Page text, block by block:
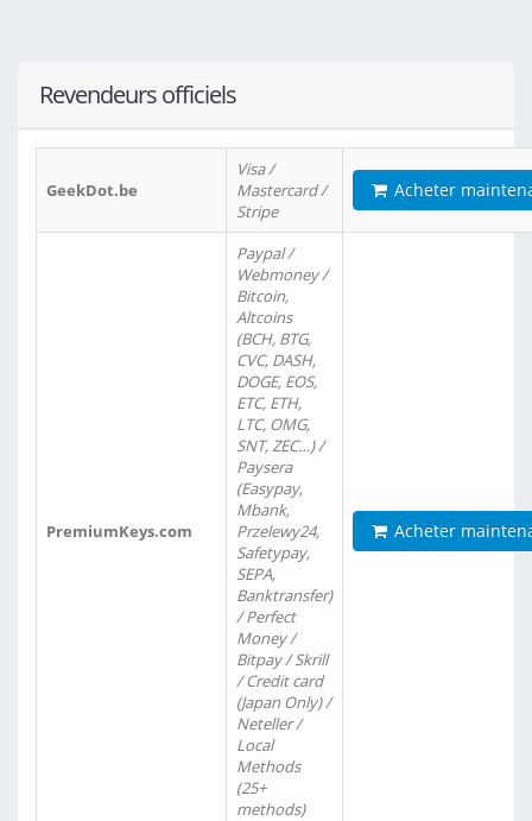
Revendeurs officiels
GeekDot.be
Visa /
Mastercard /
Stripe
Acheter
PremiumKeys.com
Paypal /
Webmoney /
Bitcoin,
Altcoins
(BCH, BTG,
CVC, DASH,
DOGE, EOS,
ETC, ETH,
LTC, OMG,
SNT, ZEC…) /
Paysera
(Easypay,
Mbank,
Przelewy24,
Safetypay,
SEPA,
Banktransfer)
/ Perfect
Money /
Bitpay / Skrill
/ Credit card
(Japan Only) /
Neteller /
Local
Methods
(25+
methods)
Acheter